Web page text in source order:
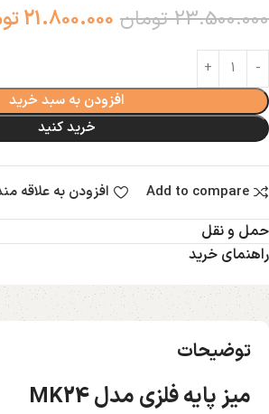
23.500.000 تومان 21.800.000
افزودن به سبد خرید
خرید کنید
Add to compare افزودن به علاقه
حمل و نقل
راهنمای خرید
توضیحات
میز پایه فلزی مدل MK24